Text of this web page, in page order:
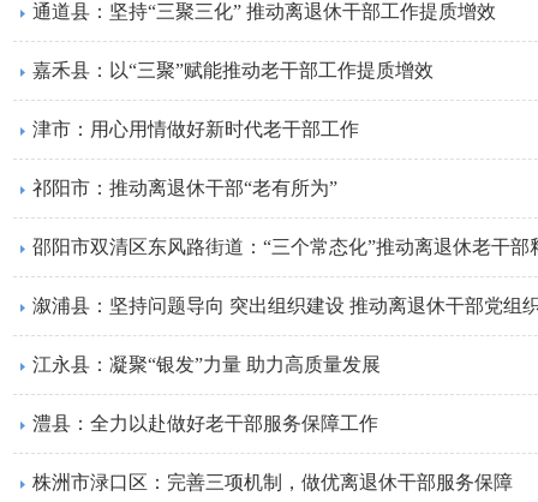
通道县：坚持“三聚三化” 推动离退休干部工作提质增效
嘉禾县：以“三聚”赋能推动老干部工作提质增效
津市：用心用情做好新时代老干部工作
祁阳市：推动离退休干部“老有所为”
邵阳市双清区东风路街道：“三个常态化”推动离退休老干部
溆浦县：坚持问题导向 突出组织建设 推动离退休干部党组
江永县：凝聚“银发”力量 助力高质量发展
澧县：全力以赴做好老干部服务保障工作
株洲市渌口区：完善三项机制，做优离退休干部服务保障